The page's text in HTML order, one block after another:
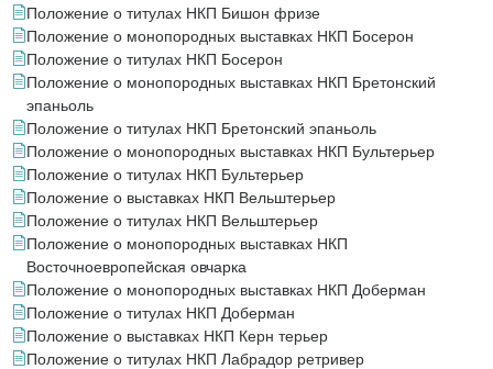
Положение о титулах НКП Бишон фризе
Положение о монопородных выставках НКП Босерон
Положение о титулах НКП Босерон
Положение о монопородных выставках НКП Бретонский
эпаньоль
Положение о титулах НКП Бретонский эпаньоль
Положение о монопородных выставках НКП Бультерьер
Положение о титулах НКП Бультерьер
Положение о выставках НКП Вельштерьер
Положение о титулах НКП Вельштерьер
Положение о монопородных выставках НКП
Восточноевропейская овчарка
Положение о монопородных выставках НКП Доберман
Положение о титулах НКП Доберман
Положение о выставках НКП Керн терьер
Положение о титулах НКП Лабрадор ретривер